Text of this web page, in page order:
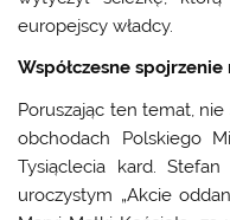
europejscy władcy.
Współczesne
Poruszając ten temat,
obchodach Polskiego
Tysiąclecia kard.
uroczystym „Akcie